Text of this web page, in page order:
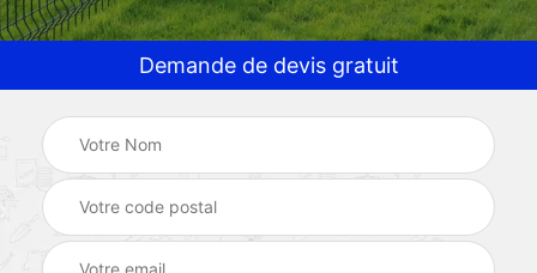
Demande de devis gratuit